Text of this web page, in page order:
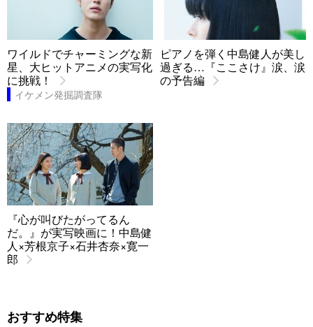
ワイルドでチャーミングな新
星、大ヒットアニメの実写化
に挑戦！
イケメン発掘調査隊
ピアノを弾く中島健人が美し
過ぎる…『ここさけ』涙、涙
の予告編
『心が叫びたがってるん
だ。』が実写映画に！中島健
人×芳根京子×石井杏奈×寛一
郎
おすすめ特集